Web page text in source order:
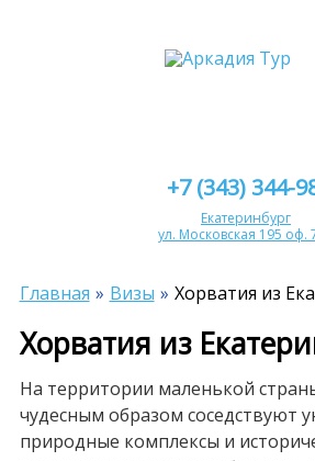
+7 (343) 344-
Екатеринбург
ул. Московская 195 оф.
Главная Визы Хорватия из
Хорватия из
На территории маленькой
чудесным образом соседствуют
природные комплексы и